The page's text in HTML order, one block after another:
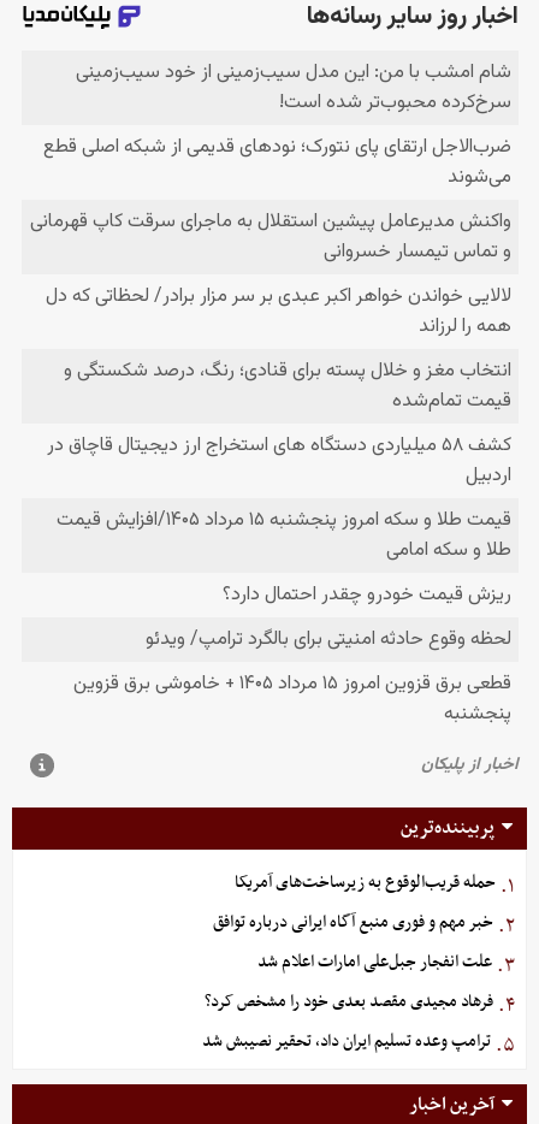
پربیننده‌ترین
۱. حمله قریب‌الوقوع به زیرساخت‌های آمریکا
۲. خبر مهم و فوری منبع آگاه ایرانی درباره توافق
۳. علت انفجار جبل‌علی امارات اعلام شد
۴. فرهاد مجیدی مقصد بعدی خود را مشخص کرد؟
۵. ترامپ وعده تسلیم ایران داد، تحقیر نصیبش شد
آخرین اخبار